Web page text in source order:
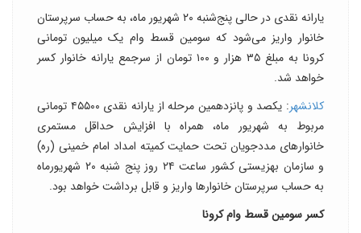
یارانه نقدی در حالی پنج‌شنبه ۲۰ شهریور ماه، به حساب سرپرستان
خانوار واریز می‌شود که سومین قسط وام یک میلیون تومانی
کرونا به مبلغ ۳۵ هزار و ۱۰۰ تومان از سرجمع یارانه خانوار کسر
خواهد شد.
کلانشهر
: یکصد و پانزدهمین مرحله از یارانه نقدی ۴۵۵۰۰ تومانی
مربوط به شهریور ماه، همراه با افزایش حداقل مستمری
خانوارهای مددجویان تحت حمایت کمیته امداد امام خمینی (ره)
و سازمان بهزیستی کشور ساعت ۲۴ روز پنج شنبه ۲۰ شهریورماه
به حساب سرپرستان خانوارها واریز و قابل برداشت خواهد بود.
کسر سومین قسط وام کرونا